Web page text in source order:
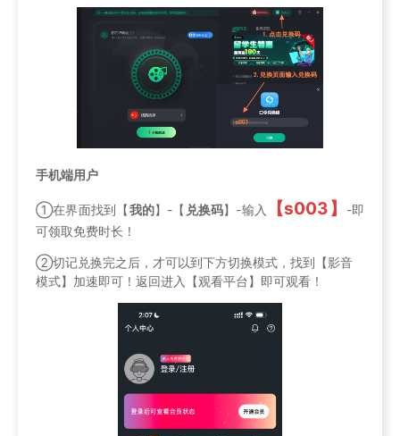
手机端用户
①在界面找到【我的】-【 兑换码】-输入 【s003】
-即
可领取免费时长！
②切记兑换完之后，才可以到下方切换模式，找到【影音
模式】加速即可！返回进入【观看平台】即可观看！